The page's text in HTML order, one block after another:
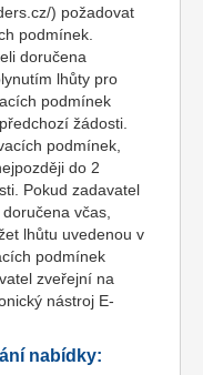
) požadovat
podmínek.
doručena
lhůty pro
podmínek
žádosti.
podmínek,
do 2
Pokud zadavatel
včas,
lhůtu uvedenou v
podmínek
zveřejní na
nástroj E-
nabídky: